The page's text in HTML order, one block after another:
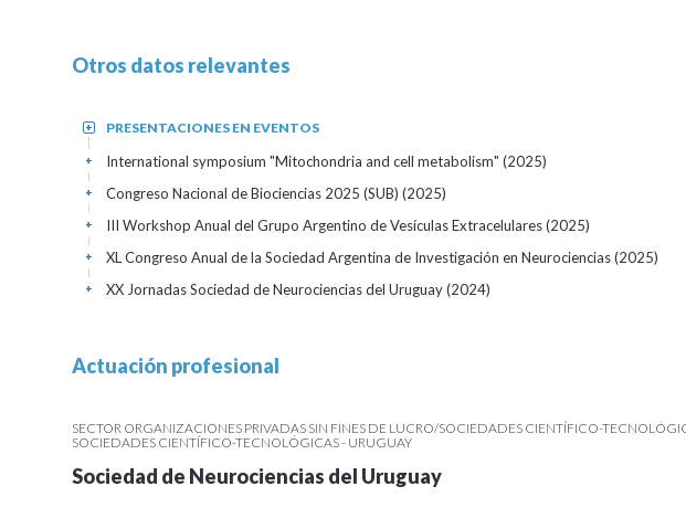
Otros datos relevantes
PRESENTACIONES EN EVENTOS
+
International symposium "Mitochondria and cell metabolism" (2025)
+
Congreso Nacional de Biociencias 2025 (SUB) (2025)
+
III Workshop Anual del Grupo Argentino de Vesículas Extracelulares(2025)
+
XL Congreso Anual de la Sociedad Argentina de Investigación en Neurociencias(2025)
+
XX Jornadas Sociedad de Neurociencias del Uruguay(2024)
+
Actuación profesional
SECTOR ORGANIZACIONES PRIVADAS SIN FINES DE LUCRO/SOCIEDADES CIENTÍFICO-
SOCIEDADES CIENTÍFICO-TECNOLÓGICAS - URUGUAY
Sociedad de Neurociencias del Uruguay